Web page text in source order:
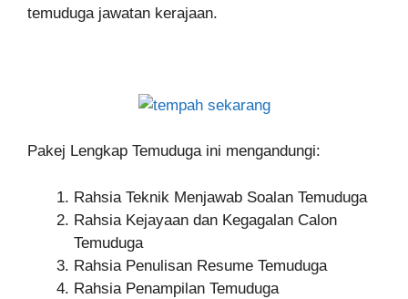
temuduga jawatan kerajaan.
Pakej Lengkap Temuduga ini mengandungi:
Rahsia Teknik Menjawab Soalan Temuduga
Rahsia Kejayaan dan Kegagalan Calon
Temuduga
Rahsia Penulisan Resume Temuduga
Rahsia Penampilan Temuduga